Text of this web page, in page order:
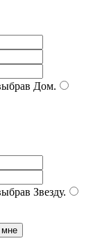
Дом.
Звезду.